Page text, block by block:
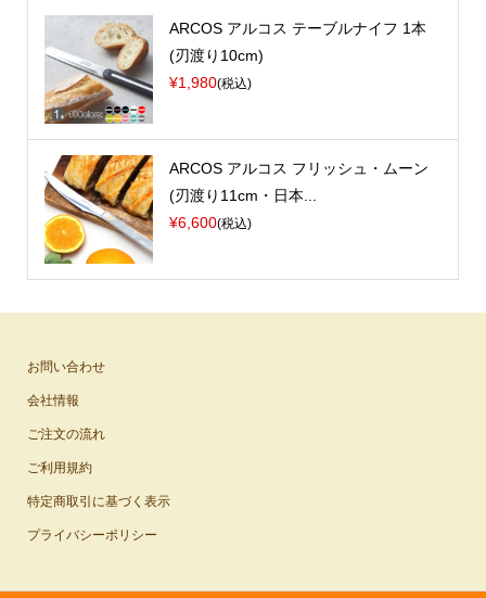
ARCOS アルコス テーブルナイフ 1本
(刃渡り10cm)
¥1,980(税込)
ARCOS アルコス フリッシュ・ムーン
(刃渡り11cm・日本...
¥6,600(税込)
お問い合わせ
会社情報
ご注文の流れ
ご利用規約
特定商取引に基づく表示
プライバシーポリシー